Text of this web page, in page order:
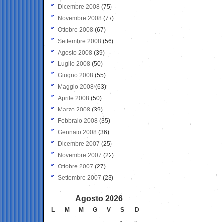
Dicembre 2008 (75)
Novembre 2008 (77)
Ottobre 2008 (67)
Settembre 2008 (56)
Agosto 2008 (39)
Luglio 2008 (50)
Giugno 2008 (55)
Maggio 2008(63)
Aprile 2008 (50)
Marzo 2008 (39)
Febbraio 2008 (35)
Gennaio 2008 (36)
Dicembre 2007 (25)
Novembre 2007 (22)
Ottobre 2007 (27)
Settembre 2007 (23)
Agosto 2026
L M M G V S
D